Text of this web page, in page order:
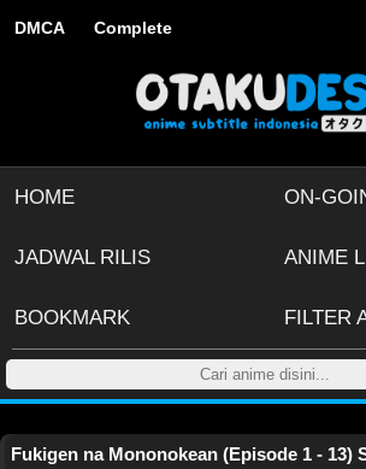
DMCA Complete
HOME ON-
JADWAL RILIS ANIME
BOOKMARK FILTER
Fukigen na Mononokean (Episode 1 - 13)